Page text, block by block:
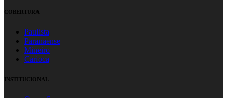
COBERTURA
Paulista
Paranaense
Mineiro
Carioca
INSTITUCIONAL